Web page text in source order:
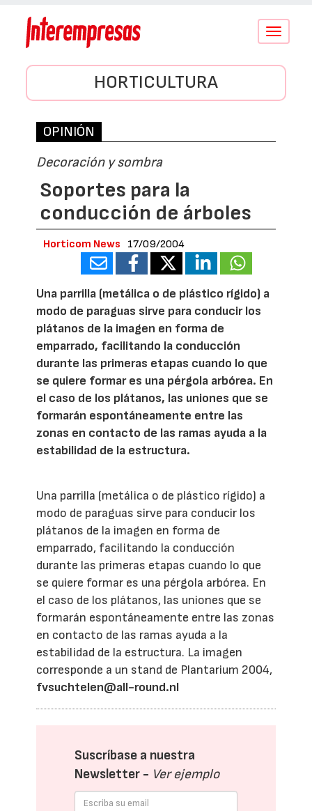
Conmutar
HORTICULTURA
OPINIÓN
Decoración y sombra
Soportes para la
conducción de árboles
Horticom News 17/09/2004
Una parrilla (metálica o de plástico rígido) a
modo de paraguas sirve para conducir los
plátanos de la imagen en forma de
emparrado, facilitando la conducción
durante las primeras etapas cuando lo que
se quiere formar es una pérgola arbórea. En
el caso de los plátanos, las uniones que se
formarán espontáneamente entre las
zonas en contacto de las ramas ayuda a la
estabilidad de la estructura.
Una parrilla (metálica o de plástico rígido) a
modo de paraguas sirve para conducir los
plátanos de la imagen en forma de
emparrado, facilitando la conducción
durante las primeras etapas cuando lo que
se quiere formar es una pérgola arbórea. En
el caso de los plátanos, las uniones que se
formarán espontáneamente entre las zonas
en contacto de las ramas ayuda a la
estabilidad de la estructura. La imagen
corresponde a un stand de Plantarium 2004,
fvsuchtelen@all-round.nl
Suscríbase a nuestra
Newsletter - Ver ejemplo